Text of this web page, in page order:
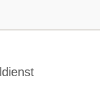
& mobiler Dienst
Aufsperrdienst
Wartung